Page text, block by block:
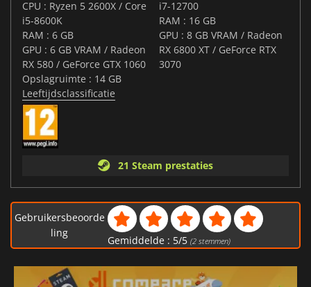
CPU : Ryzen 5 2600X / Core
i5-8600K
RAM : 6 GB
GPU : 6 GB VRAM / Radeon
RX 580 / GeForce GTX 1060
Opslagruimte : 14 GB
i7-12700
RAM : 16 GB
GPU : 8 GB VRAM / Radeon
RX 6800 XT / GeForce RTX
3070
Leeftijdsclassificatie
21 Steam prestaties
Gebruikersbeoorde
ling
Gemiddelde : 5/5 (2stemmen)